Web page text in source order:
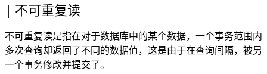
不可重复读
不可重复读是指在对于数据库中的某个数据，一个事务范围内
多次查询却返回了不同的数据值，这是由于在查询间隔，被另
一个事务修改并提交了。